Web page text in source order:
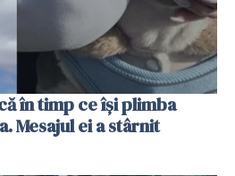
în timp ce își plimba
Mesajul ei a stârnit